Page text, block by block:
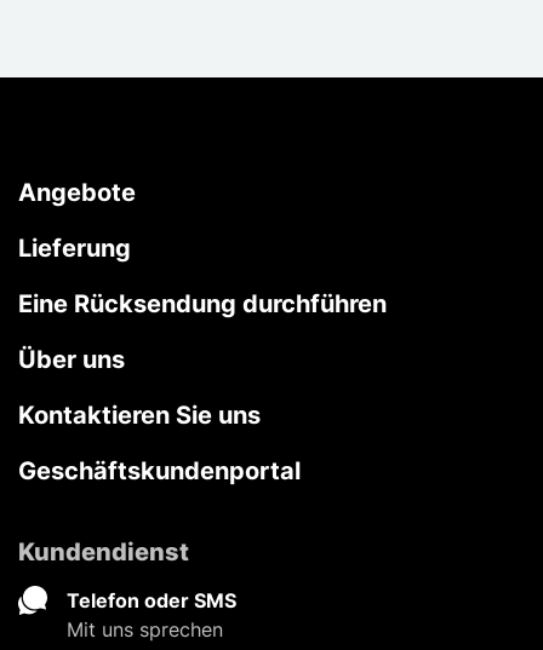
Angebote
Lieferung
Eine Rücksendung durchführen
Über uns
Kontaktieren Sie uns
Geschäftskundenportal
Kundendienst
Telefon oder SMS
Mit uns sprechen